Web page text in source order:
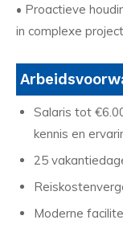
• Proactieve
in complexe
Salaris tot
kennis en
25
Moderne